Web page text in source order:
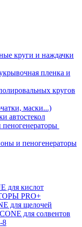
круги и наждачки
пленка и
кругов
маски...)
автостекол
и пеногенераторы
для кислот
PRO+
для щелочей
для солвентов
8